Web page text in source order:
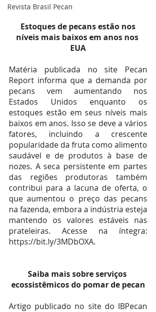
Revista Brasil Pecan
níveis mais baixos em anos nos
EUA
Matéria publicada no site Pecan
Report informa que a demanda por
pecans vem aumentando nos
Estados Unidos enquanto os
estoques estão em seus níveis mais
baixos em anos. Isso se deve a vários
fatores, incluindo a crescente
popularidade da fruta como alimento
saudável e de produtos à base de
nozes. A seca persistente em partes
das regiões produtoras também
contribui para a lacuna de oferta, o
que aumentou o preço das pecans
na fazenda, embora a indústria esteja
mantendo os valores estáveis nas
prateleiras. Acesse na íntegra:
https://bit.ly/3MDbOXA.
Saiba mais sobre serviços
ecossistêmicos do pomar de pecan
Artigo publicado no site do IBPecan